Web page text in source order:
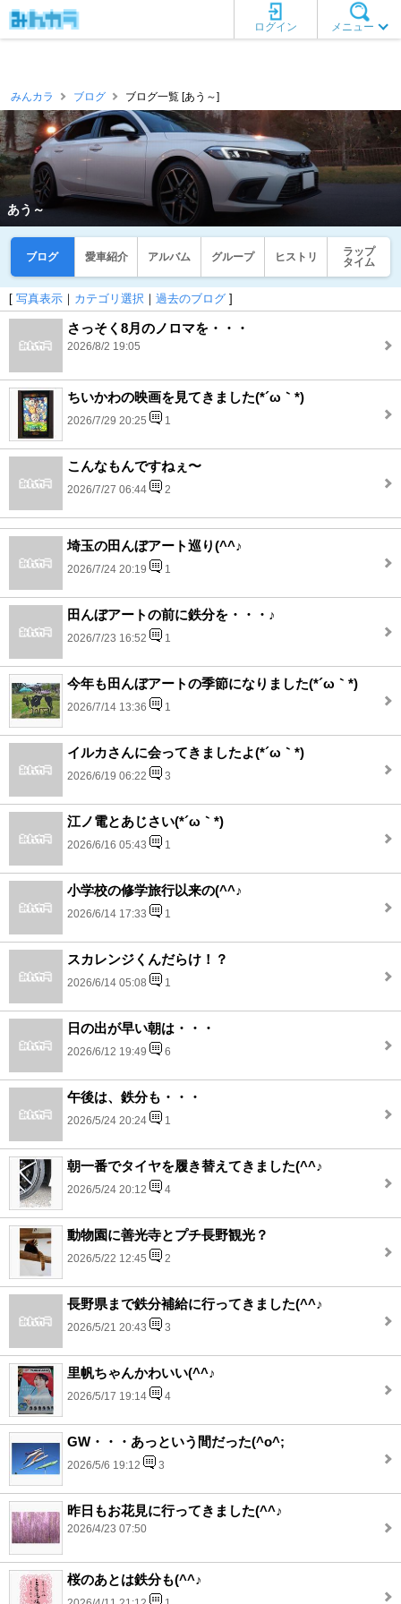
メニュー
ログイン
みんカラ ブログ ブログ一覧 [あう～]
あう～
ブログ 愛車紹介 アルバム グループ ヒストリ
ラップ
タイム
[ 写真表示 ｜ カテゴリ選択 ｜ 過去のブログ ]
さっそく8月のノロマを・・・
2026/8/2 19:05
ちいかわの映画を見てきました(*´ω｀*)
2026/7/29 20:25 1
こんなもんですねぇ〜
2026/7/27 06:44 2
埼玉の田んぼアート巡り(^^♪
2026/7/24 20:19 1
田んぼアートの前に鉄分を・・・♪
2026/7/23 16:52 1
今年も田んぼアートの季節になりました(*´ω｀*)
2026/7/14 13:36 1
イルカさんに会ってきましたよ(*´ω｀*)
2026/6/19 06:22 3
江ノ電とあじさい(*´ω｀*)
2026/6/16 05:43 1
小学校の修学旅行以来の(^^♪
2026/6/14 17:33 1
スカレンジくんだらけ！？
2026/6/14 05:08 1
日の出が早い朝は・・・
2026/6/12 19:49 6
午後は、鉄分も・・・
2026/5/24 20:24 1
朝一番でタイヤを履き替えてきました(^^♪
2026/5/24 20:12 4
動物園に善光寺とプチ長野観光？
2026/5/22 12:45 2
長野県まで鉄分補給に行ってきました(^^♪
2026/5/21 20:43 3
里帆ちゃんかわいい(^^♪
2026/5/17 19:14 4
GW・・・あっという間だった(^o^;
2026/5/6 19:12 3
昨日もお花見に行ってきました(^^♪
2026/4/23 07:50
桜のあとは鉄分も(^^♪